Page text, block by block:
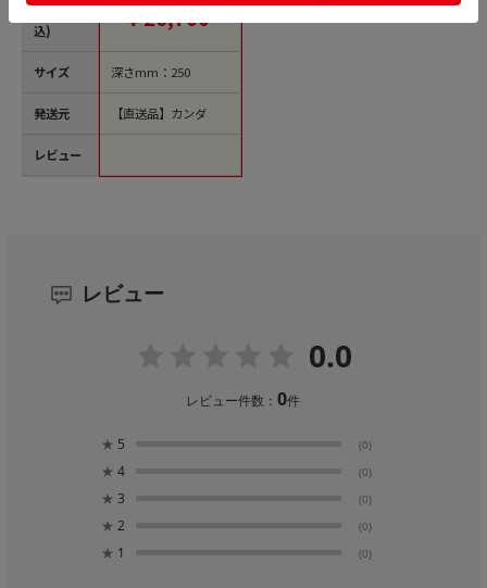
込)
サイズ
発送元
レビュー
￥26,700
深さmm：250
【直送品】カンダ
レビュー
0.0
レビュー件数：0件
★ 5 (0)
★ 4 (0)
★ 3 (0)
★ 2 (0)
★ 1 (0)